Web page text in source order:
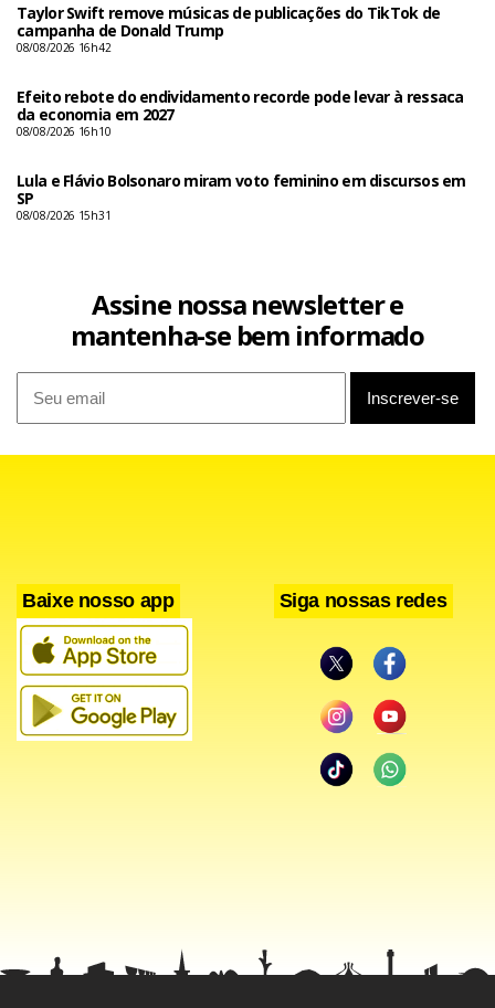
Taylor Swift remove músicas de publicações do TikTok de
campanha de Donald Trump
08/08/2026 16h42
Efeito rebote do endividamento recorde pode levar à ressaca
da economia em 2027
08/08/2026 16h10
Lula e Flávio Bolsonaro miram voto feminino em discursos em
SP
08/08/2026 15h31
Assine nossa newsletter e
mantenha-se bem informado
Baixe nosso app Siga nossas redes